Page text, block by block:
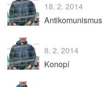
18. 2. 2014
Antikomunismus
8. 2. 2014
Konopí